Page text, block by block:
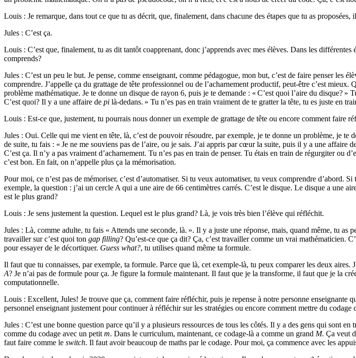
Louis : Je remarque, dans tout ce que tu as décrit, que, finalement, dans chacune des étapes que tu as
Jules : C’est ça.
Louis : C’est que, finalement, tu as dit tantôt coapprenant, donc j’apprends avec mes élèves. Dans les
comprends?
Jules : C’est un peu le but. Je pense, comme enseignant, comme pédagogue, mon but, c’est de faire penser les
comprendre. J’appelle ça du grattage de tête professionnel ou de l’acharnement productif, peut-être c’est
problème mathématique. Je te donne un disque de rayon 6, puis je te demande : « C’est quoi l’aire du disque?
C’est quoi? Il y a une affaire de pi là-dedans. » Tu n’es pas en train vraiment de te gratter la tête, tu es juste en
Louis : Est-ce que, justement, tu pourrais nous donner un exemple de grattage de tête ou encore comment faire
Jules : Oui. Celle qui me vient en tête, là, c’est de pouvoir résoudre, par exemple, je te donne un problème, je
de suite, tu fais : « Je ne me souviens pas de l’aire, ou je sais. J’ai appris par cœur la suite, puis il y a une affaire
C’est ça. Il n’y a pas vraiment d’acharnement. Tu n’es pas en train de penser. Tu étais en train de régurgiter ou
c’est bon. En fait, on n’appelle plus ça la mémorisation.
Pour moi, ce n’est pas de mémoriser, c’est d’automatiser. Si tu veux automatiser, tu veux comprendre d’abord.
exemple, la question : j’ai un cercle A qui a une aire de 66 centimètres carrés. C’est le disque. Le disque a une
est le plus grand?
Louis : Je sens justement la question. Lequel est le plus grand? Là, je vois très bien l’élève qui réfléchit.
Jules : Là, comme adulte, tu fais « Attends une seconde, là. ». Il y a juste une réponse, mais, quand même, tu
travailler sur c’est quoi ton gap filling? Qu’est-ce que ça dit? Ça, c’est travailler comme un vrai mathématicien.
pour essayer de le décortiquer. Guess what?, tu utilises quand même ta formule.
Il faut que tu connaisses, par exemple, ta formule. Parce que là, cet exemple-là, tu peux comparer les deux
A? Je n’ai pas de formule pour ça. Je figure la formule maintenant. Il faut que je la transforme, il faut que je la
computationnelle.
Louis : Excellent, Jules! Je trouve que ça, comment faire réfléchir, puis je repense à notre personne enseignante
personnel enseignant justement pour continuer à réfléchir sur les stratégies ou encore comment mettre du codage
Jules : C’est une bonne question parce qu’il y a plusieurs ressources de tous les côtés. Il y a des gens qui sont
comme du codage avec un petit m. Dans le curriculum, maintenant, ce codage-là a comme un grand M. Ça veut
faut faire comme le switch. Il faut avoir beaucoup de maths par le codage. Pour moi, ça commence avec les